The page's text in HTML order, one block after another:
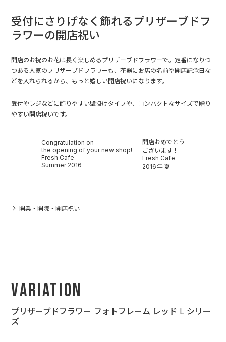
受付にさりげなく飾れるプリザーブドフ
ラワーの開店祝い
開店のお祝のお花は長く楽しめるプリザーブドフラワーで。定番になりつ
つある人気のプリザーブドフラワーも、花器にお店の名前や開店記念日な
どを入れられるから、もっと嬉しい開店祝いになります。
受付やレジなどに飾りやすい壁掛けタイプや、コンパクトなサイズで贈り
やすい開店祝いです。
Congratulation on
the opening of your new shop!
Fresh Cafe
Summer 2016
開店おめでとう
ございます！
Fresh Cafe
2016年 夏
開業・開院・開店祝い
Variation
プリザーブドフラワー フォトフレーム レッド L シリー
ズ